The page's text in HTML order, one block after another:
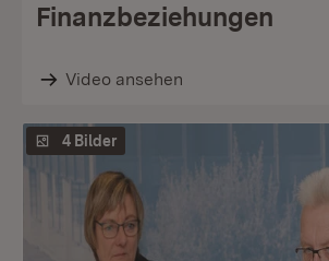
Finanzbeziehungen
Video ansehen
4 Bilder